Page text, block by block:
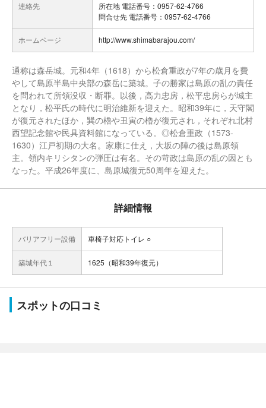
連絡先
所在地 電話番号：0957-62-4766
問合せ先 電話番号：0957-62-4766
ホームページ http://www.shimabarajou.com/
通称は森岳城。元和4年（1618）から松倉重政が7年の歳月を費
やして島原半島中央部の森岳に築城。子の勝家は島原の乱の責任
を問われて所領没収・断罪。以後，高力忠房，松平忠房らが城主
となり，松平氏の時代に明治維新を迎えた。昭和39年に，天守閣
が復元されたほか，巽の櫓や丑寅の櫓が復元され，それぞれ北村
西望記念館や民具資料館になっている。◎松倉重政（1573-
1630）江戸初期の大名。家康に仕え，大坂の陣の後は島原領
主。領内キリシタンの弾圧は有名。その苛政は島原の乱の因とも
なった。平成26年度に、島原城復元50周年を迎えた。
詳細情報
バリアフリー設備 車椅子対応トイレ ○
築城年代１ 1625（昭和39年復元）
スポットの口コミ